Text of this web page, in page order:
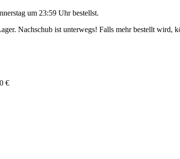
um 23:59 Uhrbestellst.
Nachschub ist unterwegs! Falls mehr bestellt wird,
€